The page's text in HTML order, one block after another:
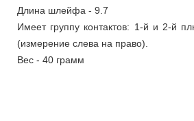
Длина шлейфа - 9.7
Имеет группу контактов: 1-й и 2-й
(измерение слева на право).
Вес - 40 грамм